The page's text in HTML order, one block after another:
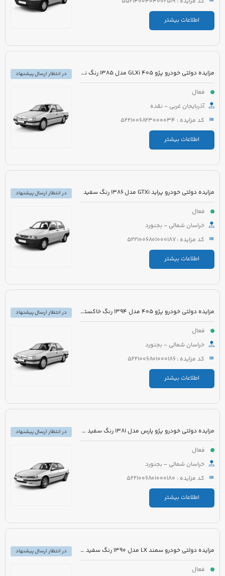
اطلاعات بیشتر
مزایده دولتی خودرو پژو 405 GLXi مدل 1385 رنگ نقره ای
فعال
آذربایجان غربی - نقده
کد مزایده : 5221006823000034
اطلاعات بیشتر
در انتظار ارسال پیشنهاد
مزایده دولتی خودرو پراید GTXi مدل 1386 رنگ سفید
فعال
خراسان شمالی - بجنورد
کد مزایده : 5221006801000187
اطلاعات بیشتر
در انتظار ارسال پیشنهاد
مزایده دولتی خودرو پژو 405 مدل 1394 رنگ خاکستری
فعال
خراسان شمالی - بجنورد
کد مزایده : 5221006801000186
اطلاعات بیشتر
در انتظار ارسال پیشنهاد
مزایده دولتی خودرو پژو پارس مدل 1381 رنگ سفید متالیک
فعال
خراسان شمالی - بجنورد
کد مزایده : 5221006801000180
اطلاعات بیشتر
در انتظار ارسال پیشنهاد
مزایده دولتی خودرو سمند LX مدل 1390 رنگ سفید روغنی
فعال
در انتظار ارسال پیشنهاد